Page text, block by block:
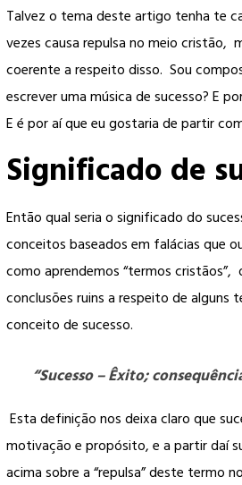
Talvez o tema deste artigo tenha te
vezes causa repulsa no meio cristão,
coerente a respeito disso. Sou
escrever uma música de sucesso? E
E é por aí que eu gostaria de partir
Significado de
Então qual seria o significado do
conceitos baseados em falácias que
como aprendemos “termos
conclusões ruins a respeito de alguns
conceito de sucesso.
“Sucesso –Êxito;
Esta definição nos deixa claro que
motivação e propósito, e a partir daí
acima sobre a “repulsa” deste termo